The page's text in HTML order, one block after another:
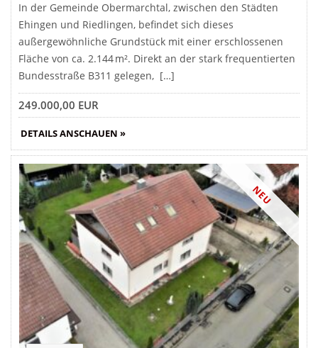
In der Gemeinde Obermarchtal, zwischen den Städten
Ehingen und Riedlingen, befindet sich dieses
außergewöhnliche Grundstück mit einer erschlossenen
Fläche von ca. 2.144 m². Direkt an der stark frequentierten
Bundesstraße B311 gelegen, […]
249.000,00 EUR
DETAILS ANSCHAUEN »
NEU